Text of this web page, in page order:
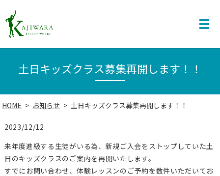
土日キッズクラス募集再開します！！
HOME お知らせ 土日キッズクラス募集再開します！！
2023/12/12
来年度進級する生徒がいる為、新規ご入会をストップしていた土
日のキッズクラスのご案内を再開いたします。
すでにお問い合わせ、体験レッスンのご予約を数件いただいてお